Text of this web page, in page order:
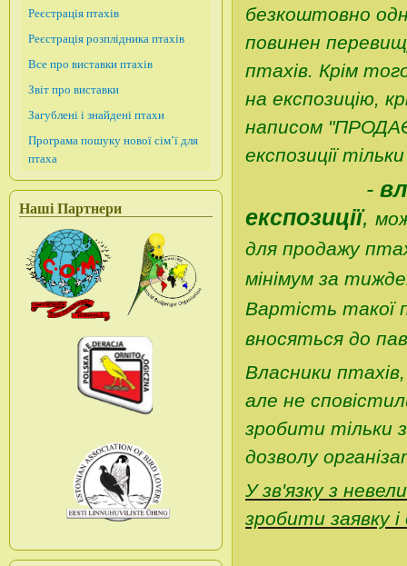
Реєстрація птахів
Реєстрація розплідника птахів
Все про виставки птахів
Звіт про виставки
Загублені і знайдені птахи
Програма пошуку нової сім’ї для
птаха
Наші Партнери
безкоштовно
повинен
птахів. Крім
на експозицію,
написом
експозиції
-
експозиції,
для продажу
мінімум за
Вартість такої
вносяться до
Власники
але не
зробити тільки
дозволу
У зв'язку з
зробити заявку